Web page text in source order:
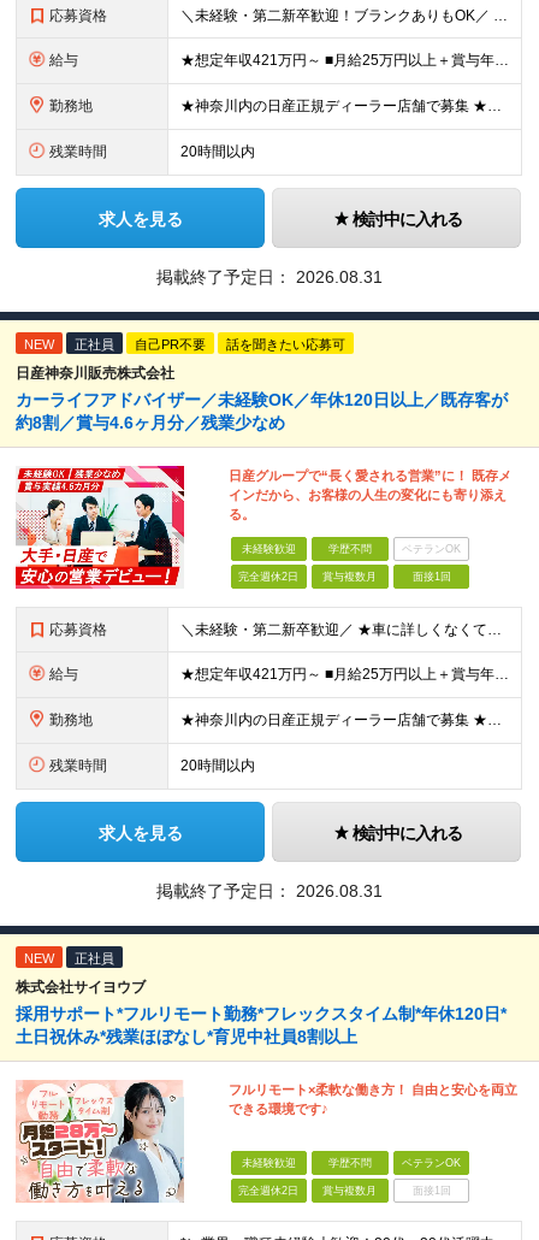
応募資格 ＼未経験・第二新卒歓迎！ブランクありもOK／ ★車に詳しくなくてもOK！ ◆普通自動車運転免許をお持ちの方（AT限定可） ◆専門卒以上 ★こんな方にピッタリです！★ ・「人と話すのが好き」など、接客
給与 ★想定年収421万円～ ■月給25万円以上＋賞与年2回（昨年度実績：4.6ヶ月分）＋各種手当 ★頑張りに応じたインセンティブ・手当が充実！ 「販売台数報奨手当」 「利益報奨手当」 「保険業績手当」
勤務地 ★神奈川内の日産正規ディーラー店舗で募集 ★マイカー・バイク通勤OK！従業員用に駐車場も用意 神奈川県内128店舗のうちから、希望を考慮して決定します。 【新車店舗】 ■横浜市 （鶴見区、神奈川区
残業時間 20時間以内
求人を見る 検討中に入れる
掲載終了予定日： 2026.08.31
NEW 正社員 自己PR不要 話を聞きたい応募可
日産神奈川販売株式会社
カーライフアドバイザー／未経験OK／年休120日以上／既存客が
約8割／賞与4.6ヶ月分／残業少なめ
日産グループで“長く愛される営業”に！ 既存メ
インだから、お客様の人生の変化にも寄り添え
る。
未経験歓迎 学歴不問 ベテランOK
完全週休2日 賞与複数月 面接1回
応募資格 ＼未経験・第二新卒歓迎／ ★車に詳しくなくてもOK！ ◆普通自動車運転免許をお持ちの方（AT限定可） ◆専門卒以上 ★こんな方にピッタリです！★ ・「人と話すのが好き」など、接客や販売経験を活かした
給与 ★想定年収421万円～ ■月給25万円以上＋賞与年2回（昨年度実績：4.6ヶ月分）＋各種手当 ★頑張りに応じたインセンティブ・手当が充実！ 「販売台数報奨手当」 「利益報奨手当」 「保険業績手当」
勤務地 ★神奈川内の日産正規ディーラー店舗で募集 ★マイカー・バイク通勤OK！従業員用に駐車場も用意 神奈川県内128店舗のうちから、希望を考慮して決定します。 【新車店舗】 ■横浜市 （鶴見区、神奈川区
残業時間 20時間以内
求人を見る 検討中に入れる
掲載終了予定日： 2026.08.31
NEW 正社員
株式会社サイヨウブ
採用サポート*フルリモート勤務*フレックスタイム制*年休120日*
土日祝休み*残業ほぼなし*育児中社員8割以上
フルリモート×柔軟な働き方！ 自由と安心を両立
できる環境です♪
未経験歓迎 学歴不問 ベテランOK
完全週休2日 賞与複数月 面接1回